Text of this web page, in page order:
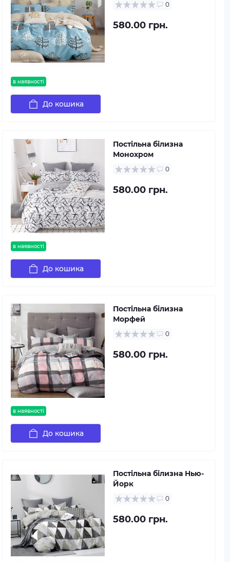
в наявності
0
580.00 грн.
До кошика
в наявності
Постільна білизна
Монохром
0
580.00 грн.
До кошика
в наявності
Постільна білизна
Морфей
0
580.00 грн.
До кошика
Постільна білизна Нью-
Йорк
0
580.00 грн.